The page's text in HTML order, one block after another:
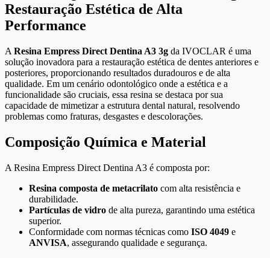
Restauração Estética de Alta
Performance
A Resina Empress Direct Dentina A3 3g da IVOCLAR é uma
solução inovadora para a restauração estética de dentes anteriores e
posteriores, proporcionando resultados duradouros e de alta
qualidade. Em um cenário odontológico onde a estética e a
funcionalidade são cruciais, essa resina se destaca por sua
capacidade de mimetizar a estrutura dental natural, resolvendo
problemas como fraturas, desgastes e descolorações.
Composição Química e Material
A Resina Empress Direct Dentina A3 é composta por:
Resina composta de metacrilato com alta resistência e
durabilidade.
Partículas de vidro de alta pureza, garantindo uma estética
superior.
Conformidade com normas técnicas como ISO 4049 e
ANVISA, assegurando qualidade e segurança.